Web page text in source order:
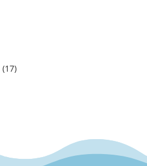
(17)